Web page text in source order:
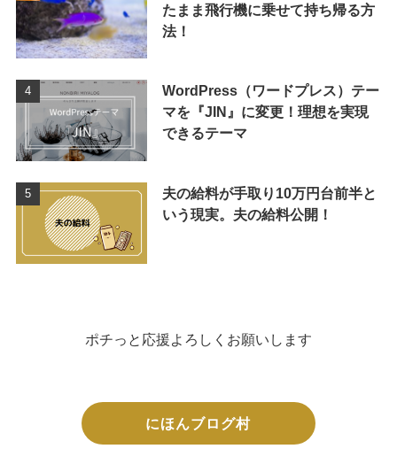
たまま飛行機に乗せて持ち帰る方
法！
WordPress（ワードプレス）テー
マを『JIN』に変更！理想を実現
できるテーマ
夫の給料が手取り10万円台前半と
いう現実。夫の給料公開！
ポチっと応援よろしくお願いします
にほんブログ村